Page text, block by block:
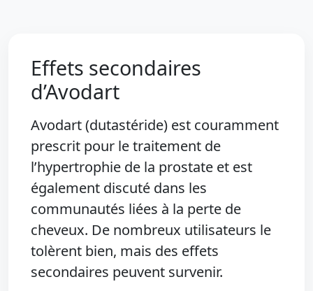
Effets secondaires
d’Avodart
Avodart (dutastéride) est couramment
prescrit pour le traitement de
l’hypertrophie de la prostate et est
également discuté dans les
communautés liées à la perte de
cheveux. De nombreux utilisateurs le
tolèrent bien, mais des effets
secondaires peuvent survenir.